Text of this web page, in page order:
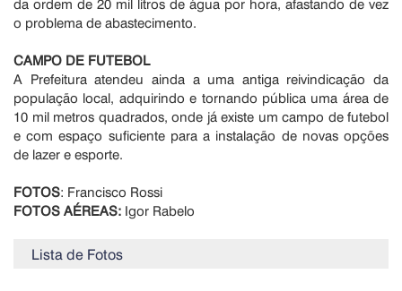
o problema de abastecimento.
CAMPO DE FUTEBOL
A Prefeitura atendeu ainda a uma antiga reivindicação da
população local, adquirindo e tornando pública uma área de
10 mil metros quadrados, onde já existe um campo de futebol
e com espaço suficiente para a instalação de novas opções
de lazer e esporte.
FOTOS: Francisco Rossi
FOTOS AÉREAS: Igor Rabelo
Lista de Fotos